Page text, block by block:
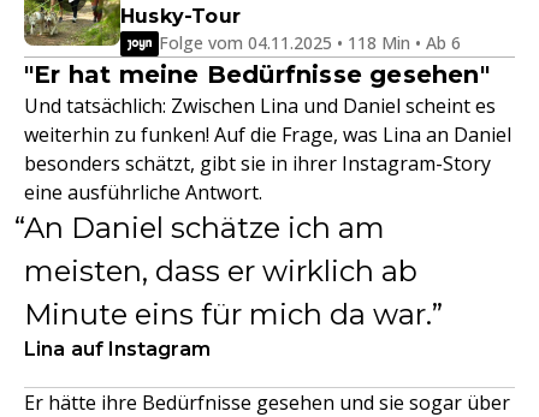
Husky-Tour
Folge vom 04.11.2025 • 118 Min • Ab 6
"Er hat meine Bedürfnisse gesehen"
Und tatsächlich: Zwischen Lina und Daniel scheint es
weiterhin zu funken! Auf die Frage, was Lina an Daniel
besonders schätzt, gibt sie in ihrer Instagram-Story
eine ausführliche Antwort.
An Daniel schätze ich am
meisten, dass er wirklich ab
Minute eins für mich da war.
Lina auf Instagram
Er hätte ihre Bedürfnisse gesehen und sie sogar über